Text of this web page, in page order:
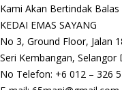
Kami Akan Bertindak
KEDAI EMAS SAYANG
No 3, Ground Floor, Jalan
Seri Kembangan, Selangor
No Telefon: +6 012 – 326